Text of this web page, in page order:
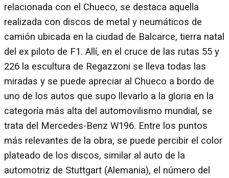
relacionada con el Chueco, se destaca aquella
realizada con discos de metal y neumáticos de
camión ubicada en la ciudad de Balcarce, tierra natal
del ex piloto de F1. Allí, en el cruce de las rutas 55 y
226 la escultura de Regazzoni se lleva todas las
miradas y se puede apreciar al Chueco a bordo de
uno de los autos que supo llevarlo a la gloria en la
categoría más alta del automovilismo mundial, se
trata del Mercedes-Benz W196. Entre los puntos
más relevantes de la obra, se puede percibir el color
plateado de los discos, similar al auto de la
automotriz de Stuttgart (Alemania), el número del